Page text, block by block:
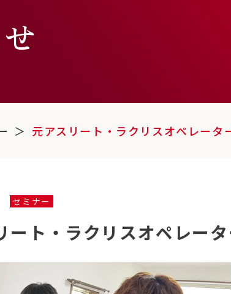
元アスリート・ラクリスオペレータ
セミナー
ート・ラクリスオペレー